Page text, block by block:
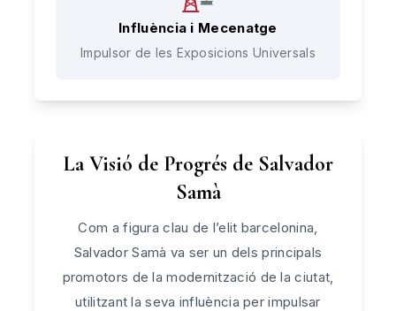
Influència i Mecenatge
Impulsor de les Exposicions Universals
La Visió de Progrés de Salvador
Samà
Com a figura clau de l’elit barcelonina,
Salvador Samà va ser un dels principals
promotors de la modernització de la ciutat,
utilitzant la seva influència per impulsar